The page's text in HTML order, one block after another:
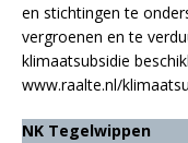
en stichtingen te
vergroenen en te
klimaatsubsidie
www.raalte.nl/
NK Tegelwippen